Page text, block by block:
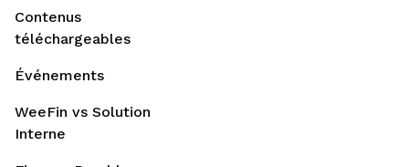
Contenus
téléchargeables
Événements
WeeFin vs Solution
Interne